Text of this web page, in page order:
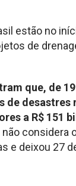
estão no
de
que, de
desastres
a R$ 151
considera
e deixou 27